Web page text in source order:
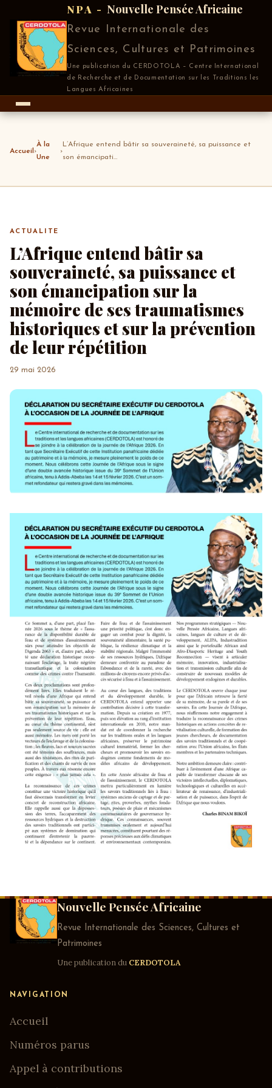
NPA -Nouvelle Pensée Africaine
Revue Internationale des
Sciences, Cultures et Patrimoines
Une publication du CERDOTOLA – Centre International
de Recherche et de Documentation sur les Traditions les
Langues Africaines
Accueil ›
À la
Une
›
L’Afrique entend bâtir sa souveraineté, sa puissance et
son émancipati…
ACTUALITE
L’Afrique entend bâtir sa
souveraineté, sa puissance et
son émancipation sur la
mémoire de ses traumatismes
historiques et sur la prévention
de leur répétition
29 mai 2026
Nouvelle Pensée Africaine
Revue Internationale des Sciences, Cultures et
Patrimoines
Une publication du CERDOTOLA
NAVIGATION
Accueil
Numéros parus
Appel à contributions